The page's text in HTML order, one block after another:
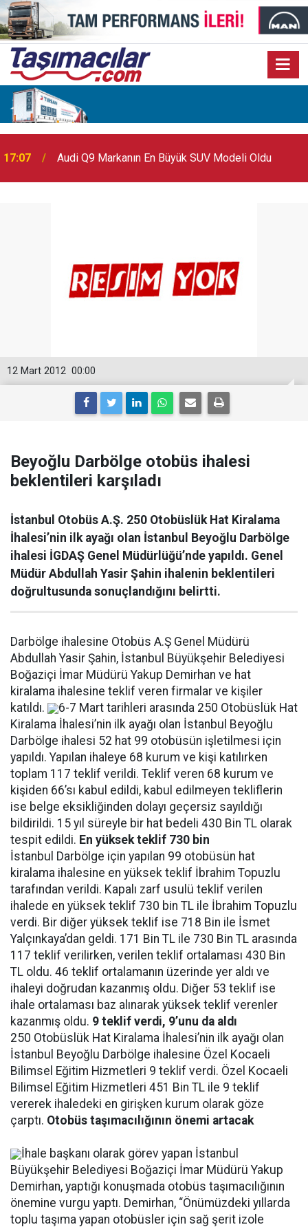
17:07 Audi Q9 Markanın En Büyük SUV Modeli Oldu
00:00
12 Mart 2012
Beyoğlu Darbölge otobüs ihalesi
beklentileri karşıladı
İstanbul Otobüs A.Ş. 250 Otobüslük Hat Kiralama
İhalesi’nin ilk ayağı olan İstanbul Beyoğlu Darbölge
ihalesi İGDAŞ Genel Müdürlüğü’nde yapıldı. Genel
Müdür Abdullah Yasir Şahin ihalenin beklentileri
doğrultusunda sonuçlandığını belirtti.
Darbölge ihalesine Otobüs A.Ş Genel Müdürü
Abdullah Yasir Şahin, İstanbul Büyükşehir Belediyesi
Boğaziçi İmar Müdürü Yakup Demirhan ve hat
kiralama ihalesine teklif veren firmalar ve kişiler
katıldı.
6-7 Mart tarihleri arasında 250 Otobüslük Hat
Kiralama İhalesi’nin ilk ayağı olan İstanbul Beyoğlu
Darbölge ihalesi 52 hat 99 otobüsün işletilmesi için
yapıldı. Yapılan ihaleye 68 kurum ve kişi katılırken
toplam 117 teklif verildi. Teklif veren 68 kurum ve
kişiden 66’sı kabul edildi, kabul edilmeyen tekliflerin
ise belge eksikliğinden dolayı geçersiz sayıldığı
bildirildi. 15 yıl süreyle bir hat bedeli 430 Bin TL olarak
tespit edildi. En yüksek teklif 730 bin
İstanbul Darbölge için yapılan 99 otobüsün hat
kiralama ihalesine en yüksek teklif İbrahim Topuzlu
tarafından verildi. Kapalı zarf usulü teklif verilen
ihalede en yüksek teklif 730 bin TL ile İbrahim Topuzlu
verdi. Bir diğer yüksek teklif ise 718 Bin ile İsmet
Yalçınkaya’dan geldi. 171 Bin TL ile 730 Bin TL arasında
117 teklif verilirken, verilen teklif ortalaması 430 Bin
TL oldu. 46 teklif ortalamanın üzerinde yer aldı ve
ihaleyi doğrudan kazanmış oldu. Diğer 53 teklif ise
ihale ortalaması baz alınarak yüksek teklif verenler
kazanmış oldu. 9 teklif verdi, 9’unu da aldı
250 Otobüslük Hat Kiralama İhalesi’nin ilk ayağı olan
İstanbul Beyoğlu Darbölge ihalesine Özel Kocaeli
Bilimsel Eğitim Hizmetleri 9 teklif verdi. Özel Kocaeli
Bilimsel Eğitim Hizmetleri 451 Bin TL ile 9 teklif
vererek ihaledeki en girişken kurum olarak göze
çarptı. Otobüs taşımacılığının önemi artacak
İhale başkanı olarak görev yapan İstanbul
Büyükşehir Belediyesi Boğaziçi İmar Müdürü Yakup
Demirhan, yaptığı konuşmada otobüs taşımacılığının
önemine vurgu yaptı. Demirhan, “Önümüzdeki yıllarda
toplu taşıma yapan otobüsler için sağ şerit izole